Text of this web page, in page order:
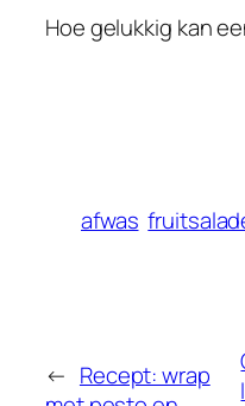
Hoe gelukkig kan
afwas
← Recept: wrap